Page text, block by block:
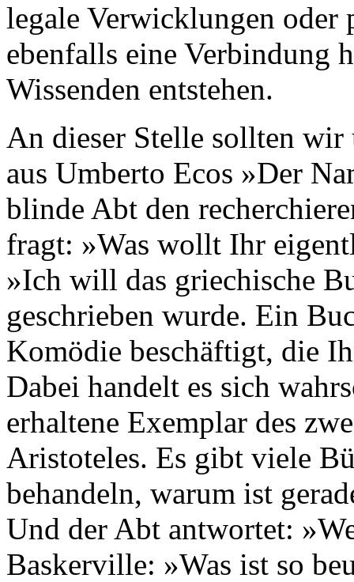
legale Verwicklungen oder
ebenfalls eine Verbindung
Wissenden entstehen.
An dieser Stelle sollten wir
aus Umberto Ecos »Der
blinde Abt den
fragt: »Was wollt Ihr
»Ich will das griechische
geschrieben wurde. Ein
Komödie beschäftigt, die
Dabei handelt es sich
erhaltene Exemplar des
Aristoteles. Es gibt viele
behandeln, warum ist
Und der Abt antwortet:
Baskerville: »Was ist so